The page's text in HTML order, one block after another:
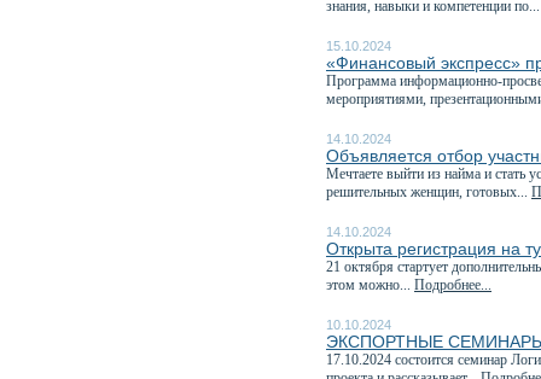
знания, навыки и компетенции
15.10.2024
«Финансовый экспресс»
Программа информационно-
мероприятиями,
14.10.2024
Объявляется отбор
Мечтаете выйти из найма и
решительных женщин, готовых...
14.10.2024
Открыта регистрация на
21 октября стартует
этом можно... Подробнее...
10.10.2024
ЭКСПОРТНЫЕ
17.10.2024 состоится семинар